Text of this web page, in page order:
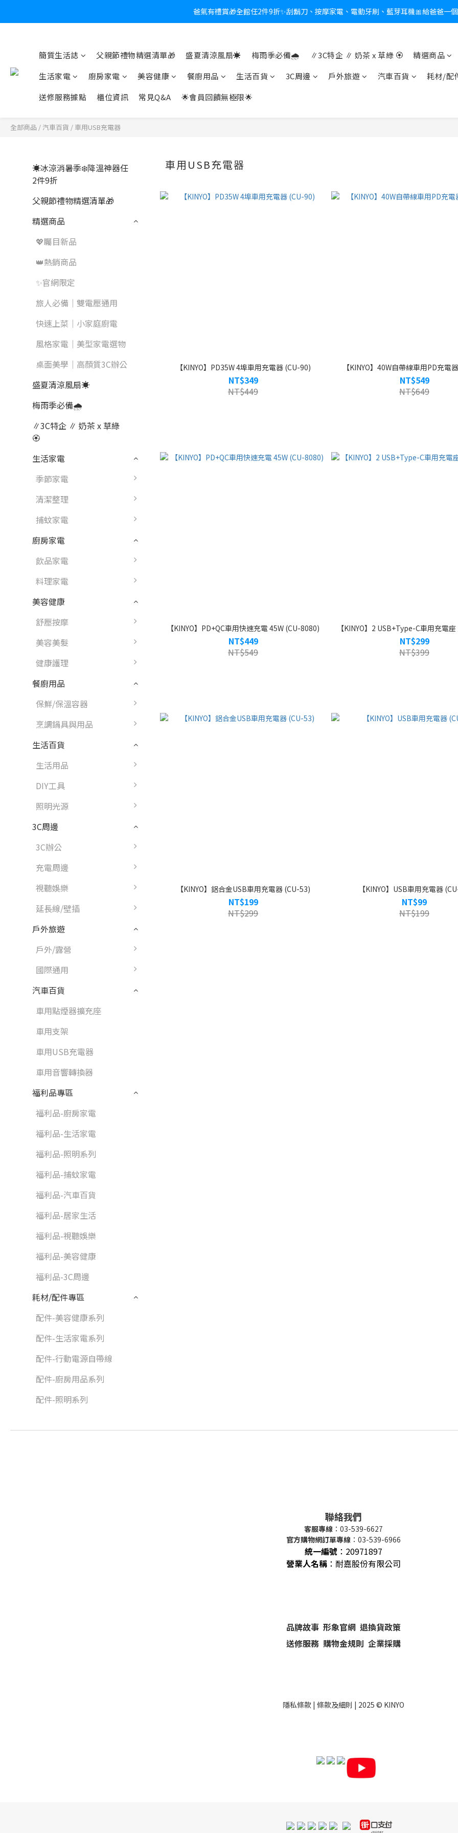
新會員送$100購物金✨再享消費回饋無極限
爸氣有禮賞🎁全館任2件9折✨刮鬍刀、按摩家電、電動牙刷、藍芽耳機🎀給爸爸一
新會員送$100購物金✨再享消費回饋無極限
簡質生活誌 父親節禮物精選清單🎁 盛夏清涼風扇☀️ 梅雨季必備🌧️ ∥3C特企 ∥ 奶茶 x 草綠 🏵
精選商品
生活家電
廚房家電 美容健康 餐廚用品 生活百貨 3C周邊 戶外旅遊 汽車百貨
耗材/配
送修服務據點
櫃位資訊 常見Q&A 🌟會員回饋無極限🌟
全部商品 / 汽車百貨 /車用USB充電器
☀️冰涼消暑季❄️降溫神器任
2件9折
父親節禮物精選清單🎁
精選商品
💖矚目新品
👑熱銷商品
✨官網限定
旅人必備｜雙電壓通用
快速上菜｜小家庭廚電
風格家電｜美型家電選物
桌面美學｜高顏質3C辦公
盛夏清涼風扇☀️
梅雨季必備🌧️
∥3C特企 ∥ 奶茶 x 草綠
🏵
生活家電
季節家電
清潔整理
捕蚊家電
廚房家電
飲品家電
料理家電
美容健康
舒壓按摩
美容美髮
健康護理
餐廚用品
保鮮/保溫容器
烹調鍋具與用品
生活百貨
生活用品
DIY工具
照明光源
3C周邊
3C辦公
充電周邊
視聽娛樂
延長線/壁插
戶外旅遊
戶外/露營
國際通用
汽車百貨
車用點煙器擴充座
車用支架
車用USB充電器
車用音響轉換器
福利品專區
福利品-廚房家電
福利品-生活家電
福利品-照明系列
福利品-捕蚊家電
福利品-汽車百貨
福利品-居家生活
福利品-視聽娛樂
福利品-美容健康
福利品-3C周邊
耗材/配件專區
配件-美容健康系列
配件-生活家電系列
配件-行動電源自帶線
配件-廚房用品系列
配件-照明系列
車用USB充電器
【KINYO】PD35W 4埠車用充電器 (CU-90)
NT$349
NT$449
【KINYO】40W自帶線車用PD充電
NT$549
NT$649
【KINYO】PD+QC車用快速充電 45W (CU-8080)
NT$449
NT$549
【KINYO】2 USB+Type-C車用充電
NT$299
NT$399
【KINYO】鋁合金USB車用充電器 (CU-53)
NT$199
NT$299
【KINYO】USB車用充電器
NT$99
NT$199
聯絡我們
客服專線 ：03-539-6627
官方購物網訂單專線 ：03-539-6966
統一編號 ： 20971897
營業人名稱 ：耐嘉股份有限公司
品牌故事 形象官網 退換貨政策
送修服務 購物金規則 企業採購
隱私條款 | 條款及細則 | 2025 © KINYO